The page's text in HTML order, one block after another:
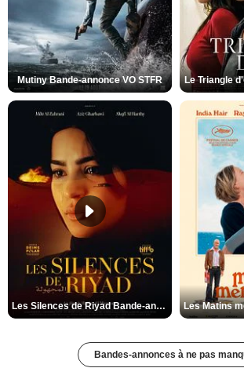
Mutiny Bande-annonce VO STFR Le Triangle
Les Silences de Riyad Bande-annonce VO STFR
Bandes-annonces à ne pas